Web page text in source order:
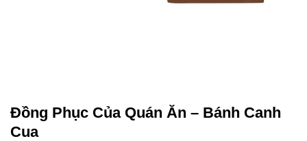
Đồng Phục Của Quán Ăn – Bánh Canh
Cua